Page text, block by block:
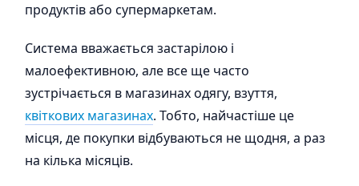
продуктів або супермаркетам.
Система вважається застарілою і
малоефективною, але все ще часто
зустрічається в магазинах одягу, взуття,
квіткових магазинах. Тобто, найчастіше це
місця, де покупки відбуваються не щодня, а раз
на кілька місяців.